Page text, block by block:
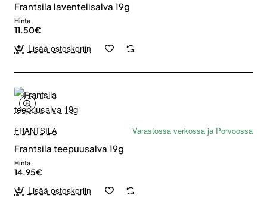
Frantsila laventelisalva 19g
Hinta
11.50€
Lisää ostoskoriin
FRANTSILA
Varastossa verkossa ja Porvoossa
Frantsila teepuusalva 19g
Hinta
14.95€
Lisää ostoskoriin